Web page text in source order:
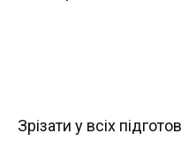
Зрізати у всіх